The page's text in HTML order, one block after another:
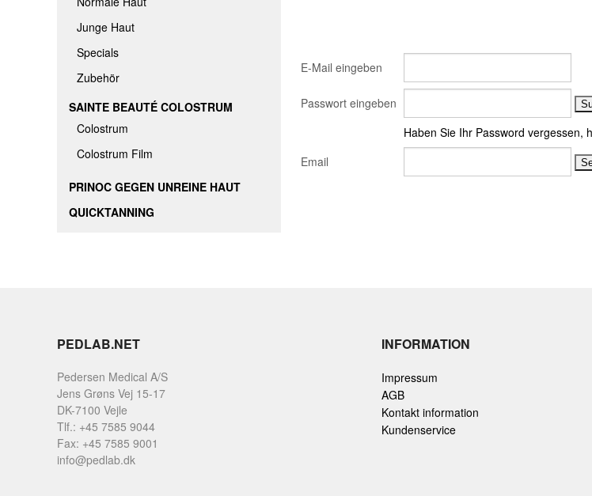
Junge Haut
Specials
Zubehör
SAINTE BEAUTÉ COLOSTRUM
Colostrum
Colostrum Film
PRINOC GEGEN UNREINE HAUT
QUICKTANNING
E-Mail eingeben
Passwort eingeben
Haben Sie Ihr Password vergessen,
Email
PEDLAB.NET
Pedersen Medical A/S
Jens Grøns Vej 15-17
DK-7100 Vejle
Tlf.: +45 7585 9044
Fax: +45 7585 9001
info@pedlab.dk
INFORMATION
Impressum
AGB
Kontakt information
Kundenservice